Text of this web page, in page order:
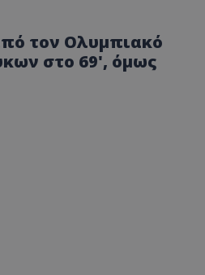
τον Ολυμπιακό
στο 69', όμως